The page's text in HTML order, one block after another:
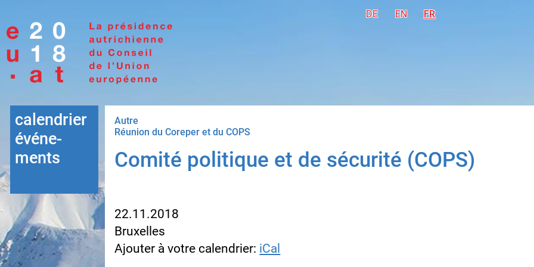
DEDeutsch
EN English
FRFrançais
calendrier
événe-
ments
Autre
Réunion du Coreper et du COPS
Comité politique et de sécurité (COPS)
22.11.2018
Bruxelles
Ajouter à votre calendrier: iCal